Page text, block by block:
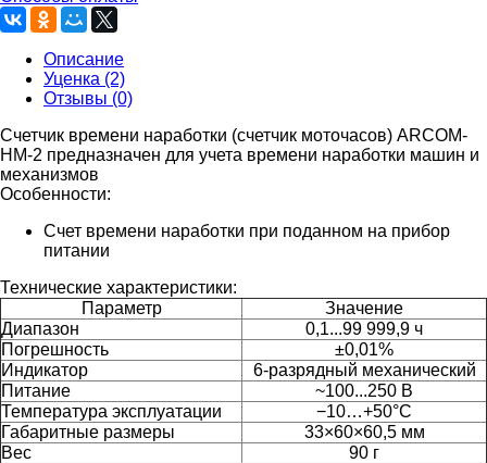
Описание
Уценка (2)
Отзывы (0)
Счетчик времени наработки (счетчик моточасов) ARCOM-
HM-2 предназначен для учета времени наработки машин и
механизмов
Особенности:
Счет времени наработки при поданном на прибор
питании
Технические характеристики:
Параметр
Значение
Диапазон
0,1...99 999,9 ч
Погрешность
±0,01%
Индикатор
6-разрядный механический
Питание
~100...250 В
Температура эксплуатации
−10…+50°С
Габаритные размеры
33×60×60,5 мм
Вес
90 г